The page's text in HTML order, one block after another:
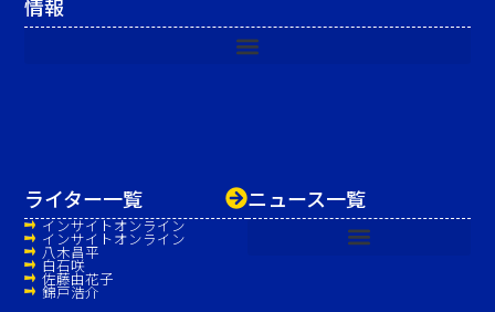
ニュース一覧
ライター一覧
インサイトオンライン
インサイトオンライン
八木昌平
白石咲
佐藤由花子
錦戸浩介
情報